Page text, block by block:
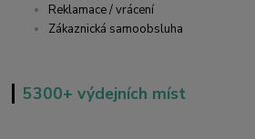
Reklamace / vrácení
Zákaznická samoobsluha
5300+ výdejních míst